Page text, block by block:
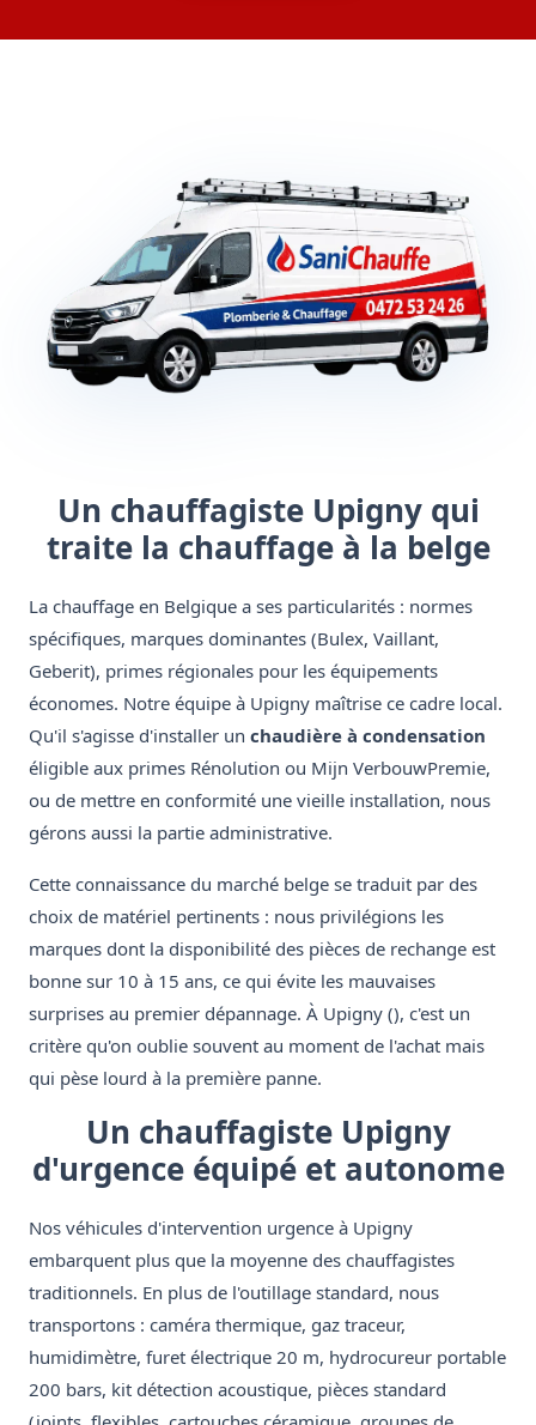
Un chauffagiste Upigny qui
traite la chauffage à la belge
La chauffage en Belgique a ses particularités : normes
spécifiques, marques dominantes (Bulex, Vaillant,
Geberit), primes régionales pour les équipements
économes. Notre équipe à Upigny maîtrise ce cadre local.
Qu'il s'agisse d'installer un chaudière à condensation
éligible aux primes Rénolution ou Mijn VerbouwPremie,
ou de mettre en conformité une vieille installation, nous
gérons aussi la partie administrative.
Cette connaissance du marché belge se traduit par des
choix de matériel pertinents : nous privilégions les
marques dont la disponibilité des pièces de rechange est
bonne sur 10 à 15 ans, ce qui évite les mauvaises
surprises au premier dépannage. À Upigny (), c'est un
critère qu'on oublie souvent au moment de l'achat mais
qui pèse lourd à la première panne.
Un chauffagiste Upigny
d'urgence équipé et autonome
Nos véhicules d'intervention urgence à Upigny
embarquent plus que la moyenne des chauffagistes
traditionnels. En plus de l'outillage standard, nous
transportons : caméra thermique, gaz traceur,
humidimètre, furet électrique 20 m, hydrocureur portable
200 bars, kit détection acoustique, pièces standard